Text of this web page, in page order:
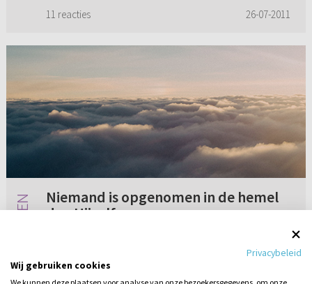
11 reacties 26-07-2011
Niemand is opgenomen in de hemel
dan Hijzelf
opgevaren naar de hemel dan Hij Die uit de
hemel neergedaald is, namelijk de Zoon des
Privacybeleid
Wij gebruiken cookies